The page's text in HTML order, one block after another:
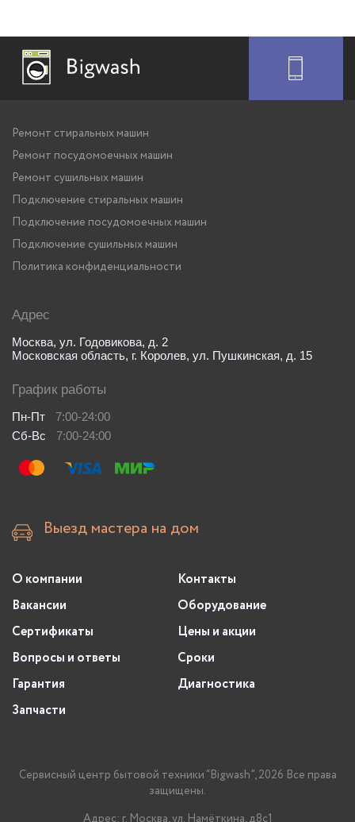
Ремонт стиральных машин
Ремонт посудомоечных машин
Ремонт сушильных машин
Подключение стиральных машин
Подключение посудомоечных машин
Подключение сушильных машин
Политика конфиденциальности
Адрес
Москва, ул. Годовикова, д. 2
Московская область, г. Королев, ул. Пушкинская, д. 15
График работы
Пн-Пт
7:00-24:00
Сб-Вс
7:00-24:00
Выезд мастера на дом
О компании
Контакты
Вакансии
Оборудование
Сертификаты
Цены и акции
Вопросы и ответы
Сроки
Гарантия
Диагностика
Запчасти
Сервисный центр бытовой техники “Bigwash”, 2026 Все права
защищены.